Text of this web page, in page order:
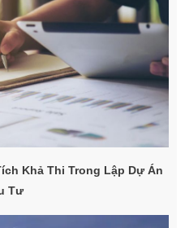
Khả Thi Trong Lập Dự Án
Tư